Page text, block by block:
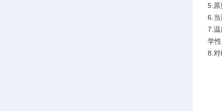
5.原
6.当
7.温
学
8.对